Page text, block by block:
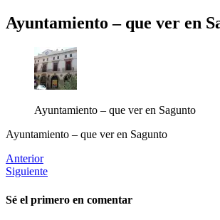
Ayuntamiento – que ver en
Ayuntamiento – que ver en Sagunto
Ayuntamiento – que ver en Sagunto
Anterior
Siguiente
Sé el primero en comentar